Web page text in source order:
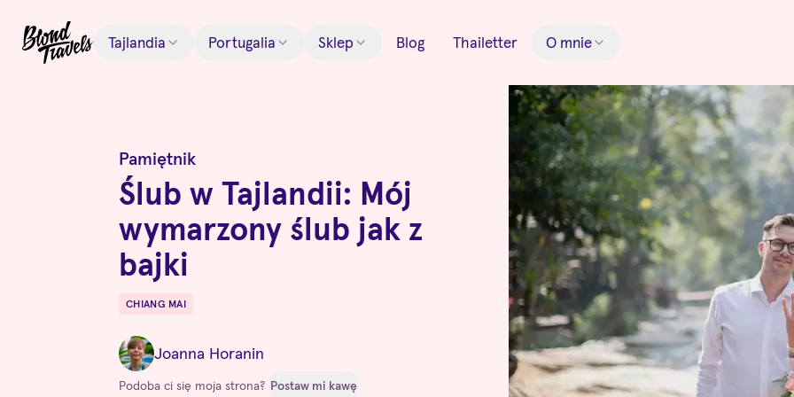
Tajlandia Portugalia Sklep Blog Thailetter O mnie
Pamiętnik
Ślub w Tajlandii: Mój
wymarzony ślub jak z
bajki
Destinations
CHIANG MAI
Joanna Horanin
Podoba ci się moja strona? Postaw mi kawę